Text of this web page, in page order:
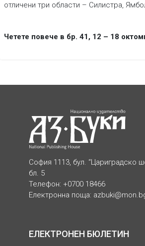
отличени три области – Силистра,
Четете повече в бр. 41, 12 – 18
София 1113, бул. “Цариградско
бл. 5
Телефон: +0700 18466
Електронна поща:
ЕЛЕКТРОНЕН БЮЛЕТИН